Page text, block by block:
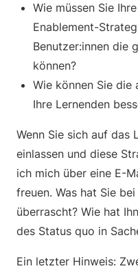
Wie müssen Sie
Enablement-
Benutzer:innen die
können?
Wie können Sie die
Ihre Lernenden
Wenn Sie sich auf das
einlassen und diese
ich mich über eine E-
freuen. Was hat Sie
überrascht? Wie hat
des Status quo in
Ein letzter Hinweis: